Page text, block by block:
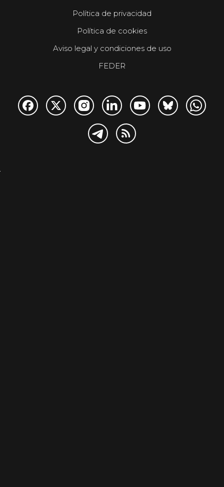
Política de privacidad
Política de cookies
Aviso legal y condiciones de uso
FEDER